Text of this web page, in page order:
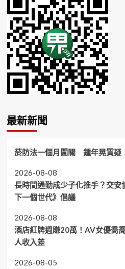
最新新聞
菸防法一個月闖關 鍾年晃質疑
2026-08-08
長時間通勤成少子化推手？交安
下一個世代》倡議
2026-08-08
酒店紅牌週賺20萬！AV女優喬
人收入差
2026-08-05